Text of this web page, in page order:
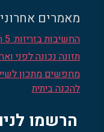
מאמרים
החשיבות בזריזות: 5 תרגילי זריזות שיהפכו אתכם לאלופים
תזונה נכונה לפני
להכנה ביתית
הרשמו